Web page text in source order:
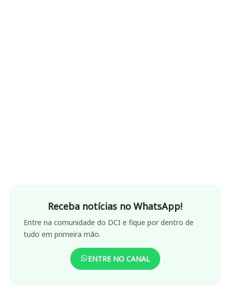
Receba notícias no WhatsApp!
Entre na comunidade do DCI e fique por dentro de
tudo em primeira mão.
ENTRE NO CANAL